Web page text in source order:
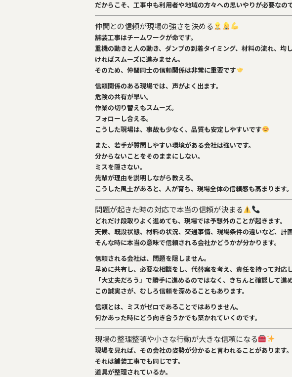
だからこそ、工事中も利用者や地域の方々への思いやりが必要なの
仲間との信頼が現場の強さを決める
舗装工事はチームワークが命です。
重機の動きと人の動き、ダンプの到着タイミング、材料の流れ、均
ければスムーズに進みません。
そのため、仲間同士の信頼関係は非常に重要です
信頼関係のある現場では、声がよく出ます。
危険の共有が早い。
作業の切り替えもスムーズ。
フォローし合える。
こうした現場は、事故も少なく、品質も安定しやすいです
また、若手が質問しやすい環境がある会社は強いです。
分からないことをそのままにしない。
ミスを隠さない。
先輩が理由を説明しながら教える。
こうした風土があると、人が育ち、現場全体の信頼感も高まります。
問題が起きた時の対応で本当の信頼が決まる
どれだけ段取りよく進めても、現場では予想外のことが起きます。
天候、既設状態、材料の状況、交通事情、現場条件の違いなど、計
そんな時に本当の意味で信頼される会社かどうかが分かります。
信頼される会社は、問題を隠しません。
早めに共有し、必要な相談をし、代替案を考え、責任を持って対応
「大丈夫だろう」で勝手に進めるのではなく、きちんと確認して進め
この誠実さが、むしろ信頼を深めることもあります。
信頼とは、ミスがゼロであることではありません。
何かあった時にどう向き合うかでも築かれていくのです。
現場の整理整頓や小さな行動が大きな信頼になる
現場を見れば、その会社の姿勢が分かると言われることがあります。
それは舗装工事でも同じです。
道具が整理されているか。